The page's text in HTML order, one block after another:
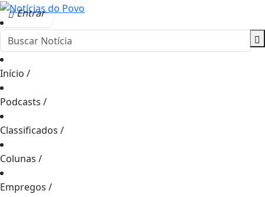
Entrar
Início /
Podcasts /
Classificados /
Colunas /
Empregos /